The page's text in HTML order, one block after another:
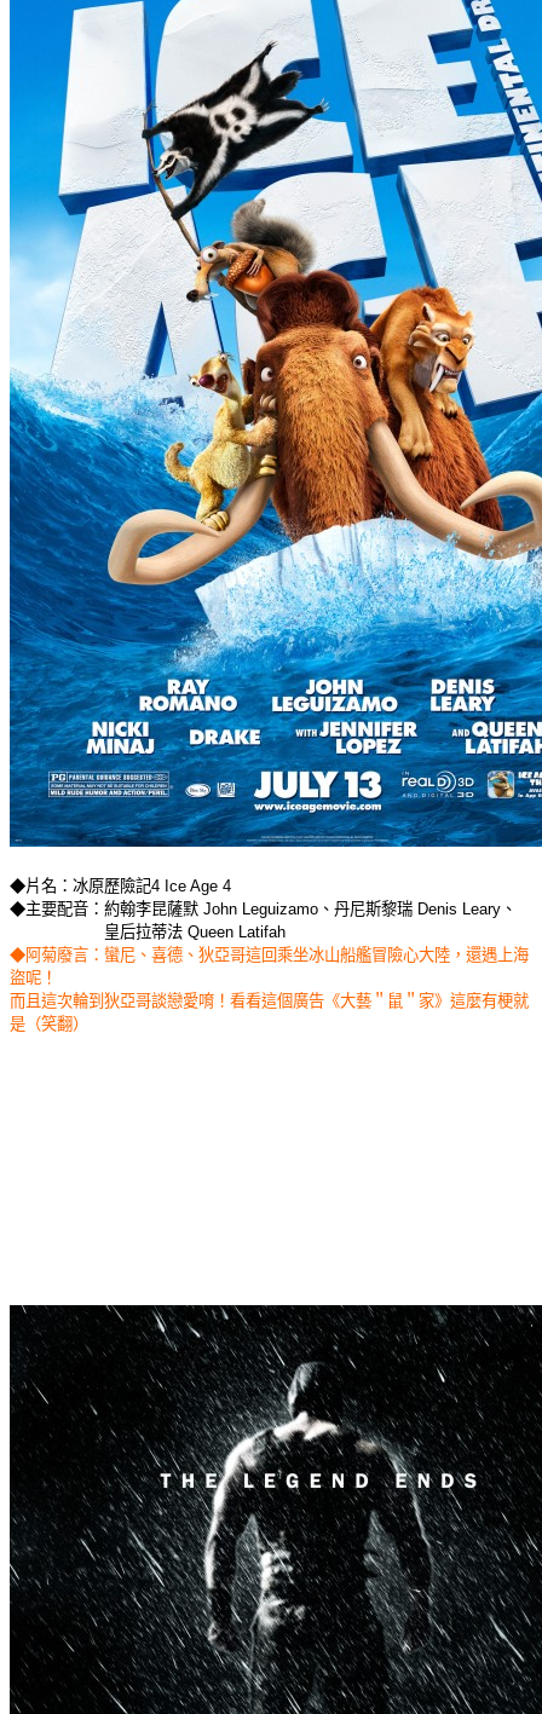
◆片名：冰原歷險記4 Ice Age 4
◆主要配音：約翰李昆薩默 John Leguizamo、丹尼斯黎瑞 Denis Leary、
皇后拉蒂法 Queen Latifah
◆阿菊廢言：蠻尼、喜德、狄亞哥這回乘坐冰山船艦冒險心大陸，還遇上海
盜呢！
而且這次輪到狄亞哥談戀愛唷！看看這個廣告《大藝＂鼠＂家》這麼有梗就
是（笑翻）